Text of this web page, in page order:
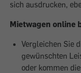
sich ausdrucken,
Mietwagen online
Vergleichen Sie
gewünschten
oder kommen